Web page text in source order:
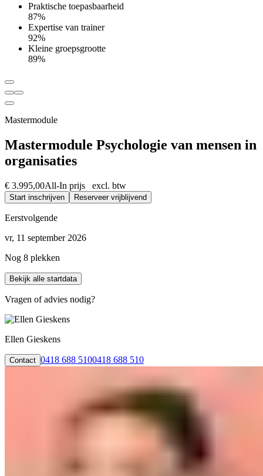
Praktische toepasbaarheid
87%
Expertise van trainer
92%
Kleine groepsgrootte
89%
Mastermodule
Mastermodule Psychologie van mensen in
organisaties
€ 3.995,00All-In prijs excl. btw
Start inschrijven Reserveer vrijblijvend
Eerstvolgende
vr, 11 september 2026
Nog 8 plekken
Bekijk alle startdata
Vragen of advies nodig?
Ellen Gieskens
Contact 0418 688 5100418 688 510